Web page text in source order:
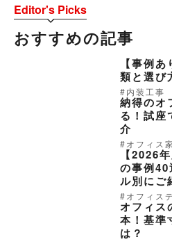
Editor's Picks
おすすめの記事
【事例
類と選び
内装工事
納得のオ
る！試座
介
オフィス
【2026
の事例40
ル別にご
オフィス
オフィス
本！基準
は？